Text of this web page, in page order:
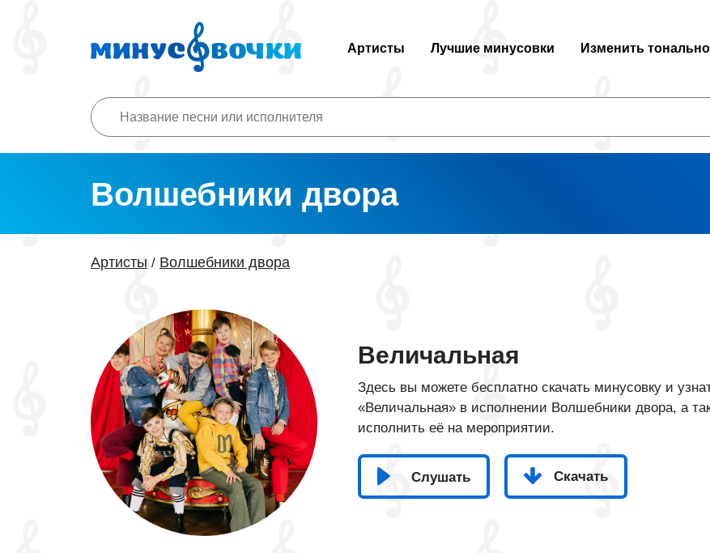
Артисты Лучшие минусовки Изменить
Волшебники двора
Артисты / Волшебники двора
Величальная
Здесь вы можете бесплатно скачать минусовку и
«Величальная» в исполнении Волшебники двора, а
исполнить её на мероприятии.
Слушать Скачать